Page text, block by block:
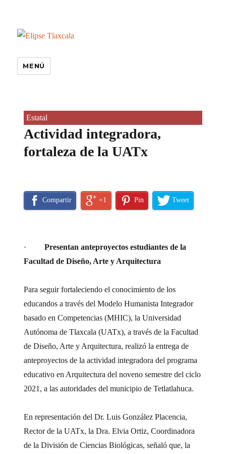
MENÚ
Estatal
Actividad integradora,
fortaleza de la UATx
Compartir +1 Pin Tweet
·Presentan anteproyectos estudiantes de la
Facultad de Diseño, Arte y Arquitectura
Para seguir fortaleciendo el conocimiento de los
educandos a través del Modelo Humanista Integrador
basado en Competencias (MHIC), la Universidad
Autónoma de Tlaxcala (UATx), a través de la Facultad
de Diseño, Arte y Arquitectura, realizó la entrega de
anteproyectos de la actividad integradora del programa
educativo en Arquitectura del noveno semestre del ciclo
2021, a las autoridades del municipio de Tetlatlahuca.
En representación del Dr. Luis González Placencia,
Rector de la UATx, la Dra. Elvia Ortiz, Coordinadora
de la División de Ciencias Biológicas, señaló que, la